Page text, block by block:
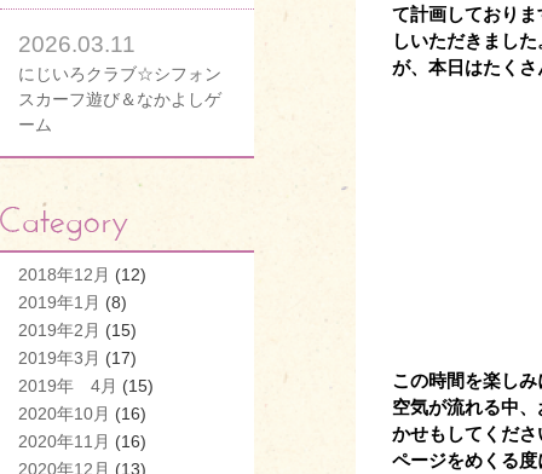
2026.03.11
にじいろクラブ☆シフォン
スカーフ遊び＆なかよしゲ
ーム
2018年12月 (12)
2019年1月 (8)
2019年2月 (15)
2019年3月 (17)
2019年 4月 (15)
2020年10月 (16)
2020年11月 (16)
2020年12月 (13)
て計画しており
しいただきまし
が、本日はたく
この時間を楽し
空気が流れる中
かせもしてくだ
ページをめくる